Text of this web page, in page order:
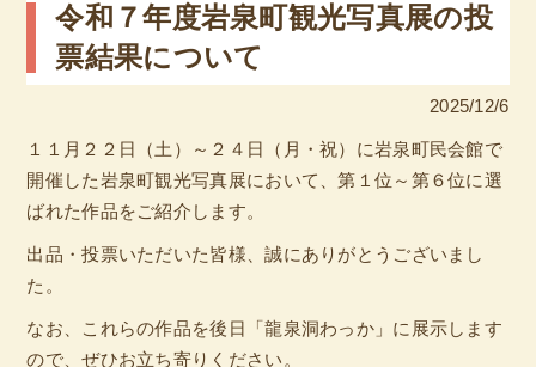
令和７年度岩泉町観光写真展の投
票結果について
2025/12/6
１１月２２日（土）～２４日（月・祝）に岩泉町民会館で
開催した岩泉町観光写真展において、第１位～第６位に選
ばれた作品をご紹介します。
出品・投票いただいた皆様、誠にありがとうございまし
た。
なお、これらの作品を後日「龍泉洞わっか」に展示します
ので、ぜひお立ち寄りください。